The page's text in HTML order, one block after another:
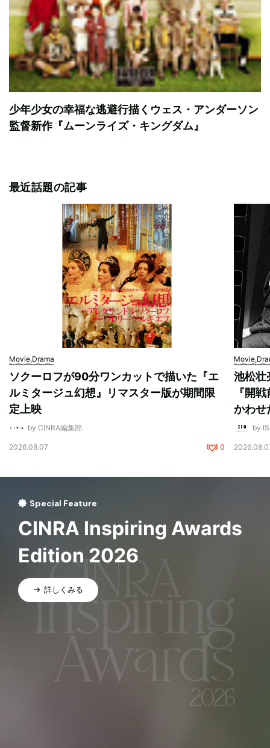
少年少女の幸福な逃避行描くウェス・アンダーソン
監督新作『ムーンライズ・キングダム』
最近話題の記事
Movie,Drama
ソクーロフが90分ワンカットで描いた『エ
ルミタージュ幻想』リマスター版が期間限
定上映
by CINRA編集部
2026.08.07 0
池松壮
『開
かわせ
by
Special Feature
CINRA Inspiring Awards
Edition 2026
詳しくみる